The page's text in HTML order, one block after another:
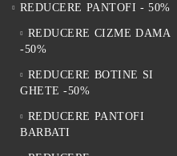
REDUCERE PANTOFI - 50%
REDUCERE CIZME DAMA
-50%
REDUCERE BOTINE SI
GHETE -50%
REDUCERE PANTOFI
BARBATI